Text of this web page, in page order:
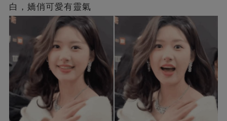
白，嬌俏可愛有靈氣